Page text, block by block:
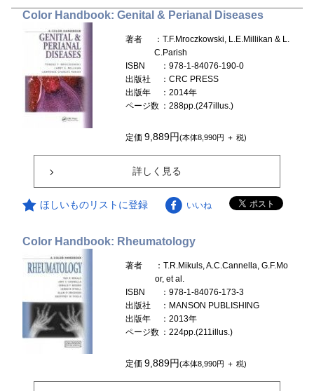
Color Handbook: Genital & Perianal Diseases
著者
：T.F.Mroczkowski, L.E.Millikan & L.
C.Parish
ISBN
：978-1-84076-190-0
出版社
：CRC PRESS
出版年
：2014年
ページ数 ：288pp.(247illus.)
定価9,889円(本体8,990円 ＋ 税)
詳しく見る
ほしいものリストに登録 いいね
Color Handbook: Rheumatology
著者
：T.R.Mikuls, A.C.Cannella, G.F.Mo
or, et al.
ISBN
：978-1-84076-173-3
出版社
：MANSON PUBLISHING
出版年
：2013年
ページ数 ：224pp.(211illus.)
定価9,889円(本体8,990円 ＋ 税)